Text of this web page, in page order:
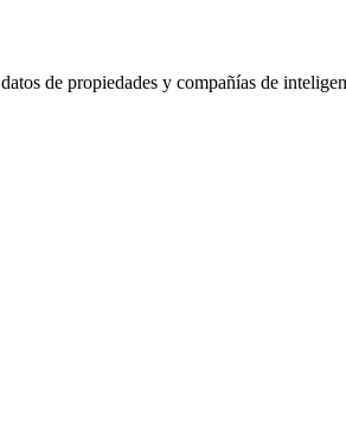
de propiedades y compañías de